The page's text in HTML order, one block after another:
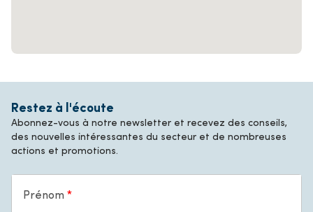
Restez à l'écoute
Abonnez-vous à notre newsletter et recevez des conseils,
des nouvelles intéressantes du secteur et de nombreuses
actions et promotions.
Prénom